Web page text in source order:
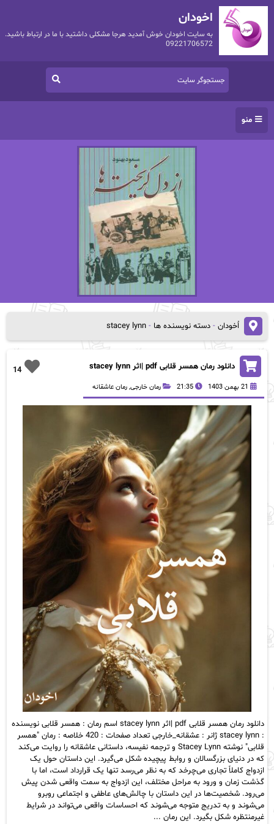
اخودان
به سایت اخودان خوش آمدید هرجا مشکلی داشتید با ما در ارتباط باشید.
09221706572
منو
اُخودان- دسته نویسنده ها -
stacey lynn
14 دانلود رمان همسر قلابی pdf |اثر stacey lynn
21 بهمن 1403 21:35 رمان خارجی, رمان عاشقانه
دانلود رمان همسر قلابی pdf |اثر stacey lynn اسم رمان : همسر قلابی نویسنده
: stacey lynn ژانر : عشقانه_خارجی تعداد صفحات : 420 خلاصه : رمان "همسر
قلابی" نوشته Stacey Lynn و ترجمه نفیسه، داستانی عاشقانه را روایت می‌کند
که در دنیای بزرگسالان و روابط پیچیده شکل می‌گیرد. این داستان حول یک
ازدواج کاملاً تجاری می‌چرخد که به نظر می‌رسد تنها یک قرارداد است، اما با
گذشت زمان و ورود به مراحل مختلف، این ازدواج به سمت واقعی شدن پیش
می‌رود. شخصیت‌ها در این داستان با چالش‌های عاطفی و اجتماعی روبرو
می‌شوند و به تدریج متوجه می‌شوند که احساسات واقعی می‌تواند در شرایط
غیرمنتظره شکل بگیرد. این رمان ...